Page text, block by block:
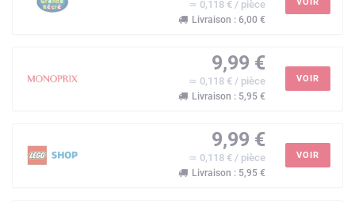
≃ 0,118 € / pièce
Livraison : 6,00 €
9,99 €
≃ 0,118 € / pièce
Livraison : 5,95 €
VOIR
9,99 €
≃ 0,118 € / pièce
Livraison : 5,95 €
VOIR